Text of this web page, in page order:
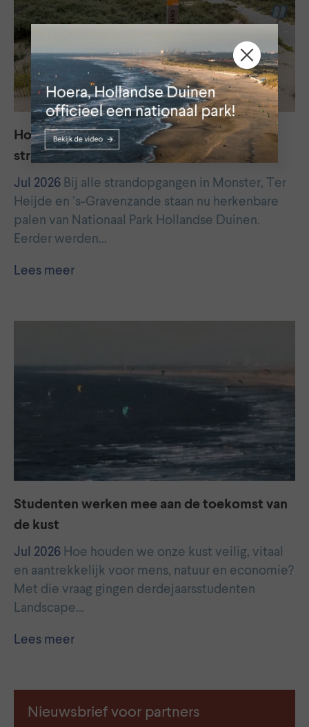
Hollandse Duinen nu bij alle Westlandse
strandopgangen herkenbaar
Jul 2026 Bij alle strandopgangen in Monster, Ter
Heijde en ’s-Gravenzande staan nu herkenbare
palen van Nationaal Park Hollandse Duinen.
Eerder werden…
Lees meer
Studenten werken mee aan de toekomst van
de kust
Jul 2026 Hoe houden we onze kust veilig, vitaal
en aantrekkelijk voor mens, natuur en economie?
Met die vraag gingen derdejaarsstudenten
Landscape…
Lees meer
Nieuwsbrief voor partners